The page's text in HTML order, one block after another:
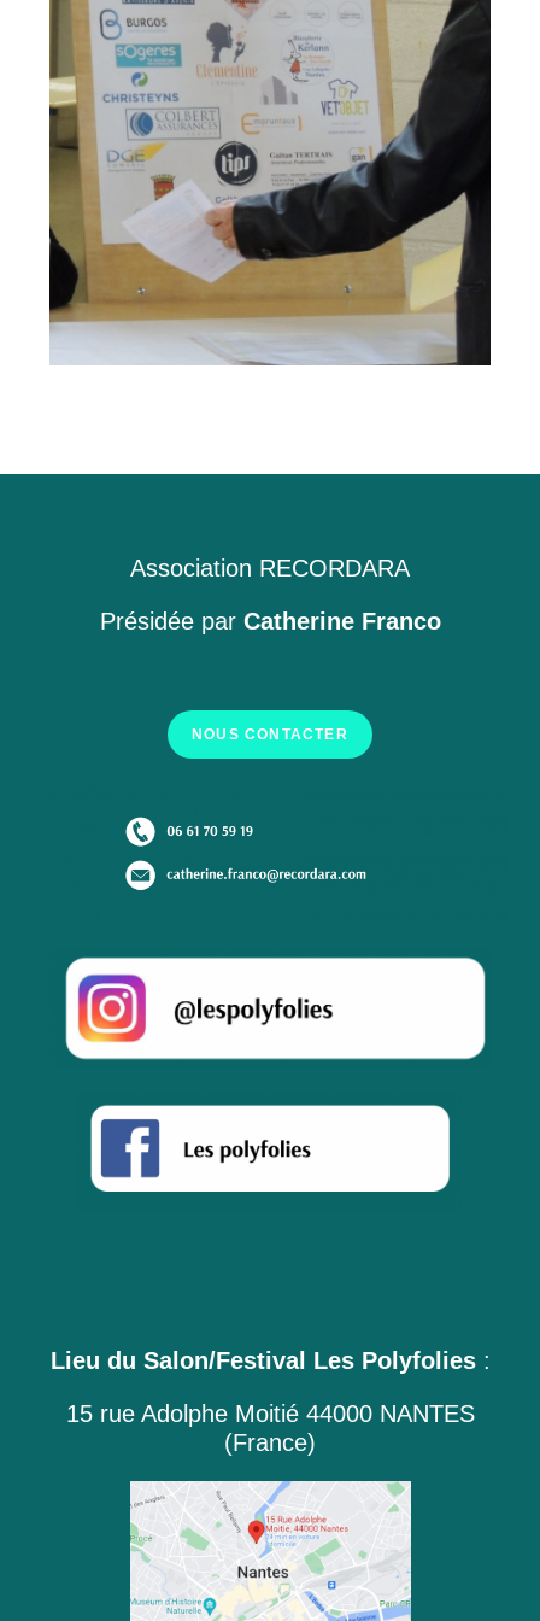
Association RECORDARA
Présidée par Catherine Franco
NOUS CONTACTER
Lieu du Salon/Festival Les Polyfolies:
15 rue Adolphe Moitié 44000 NANTES
(France)